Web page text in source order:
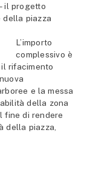
il progetto
piazza
L’importo
complessivo è
rifacimento
e la messa
della zona
fine di rendere
della piazza,